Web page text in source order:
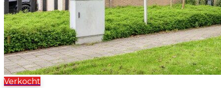
Verkocht